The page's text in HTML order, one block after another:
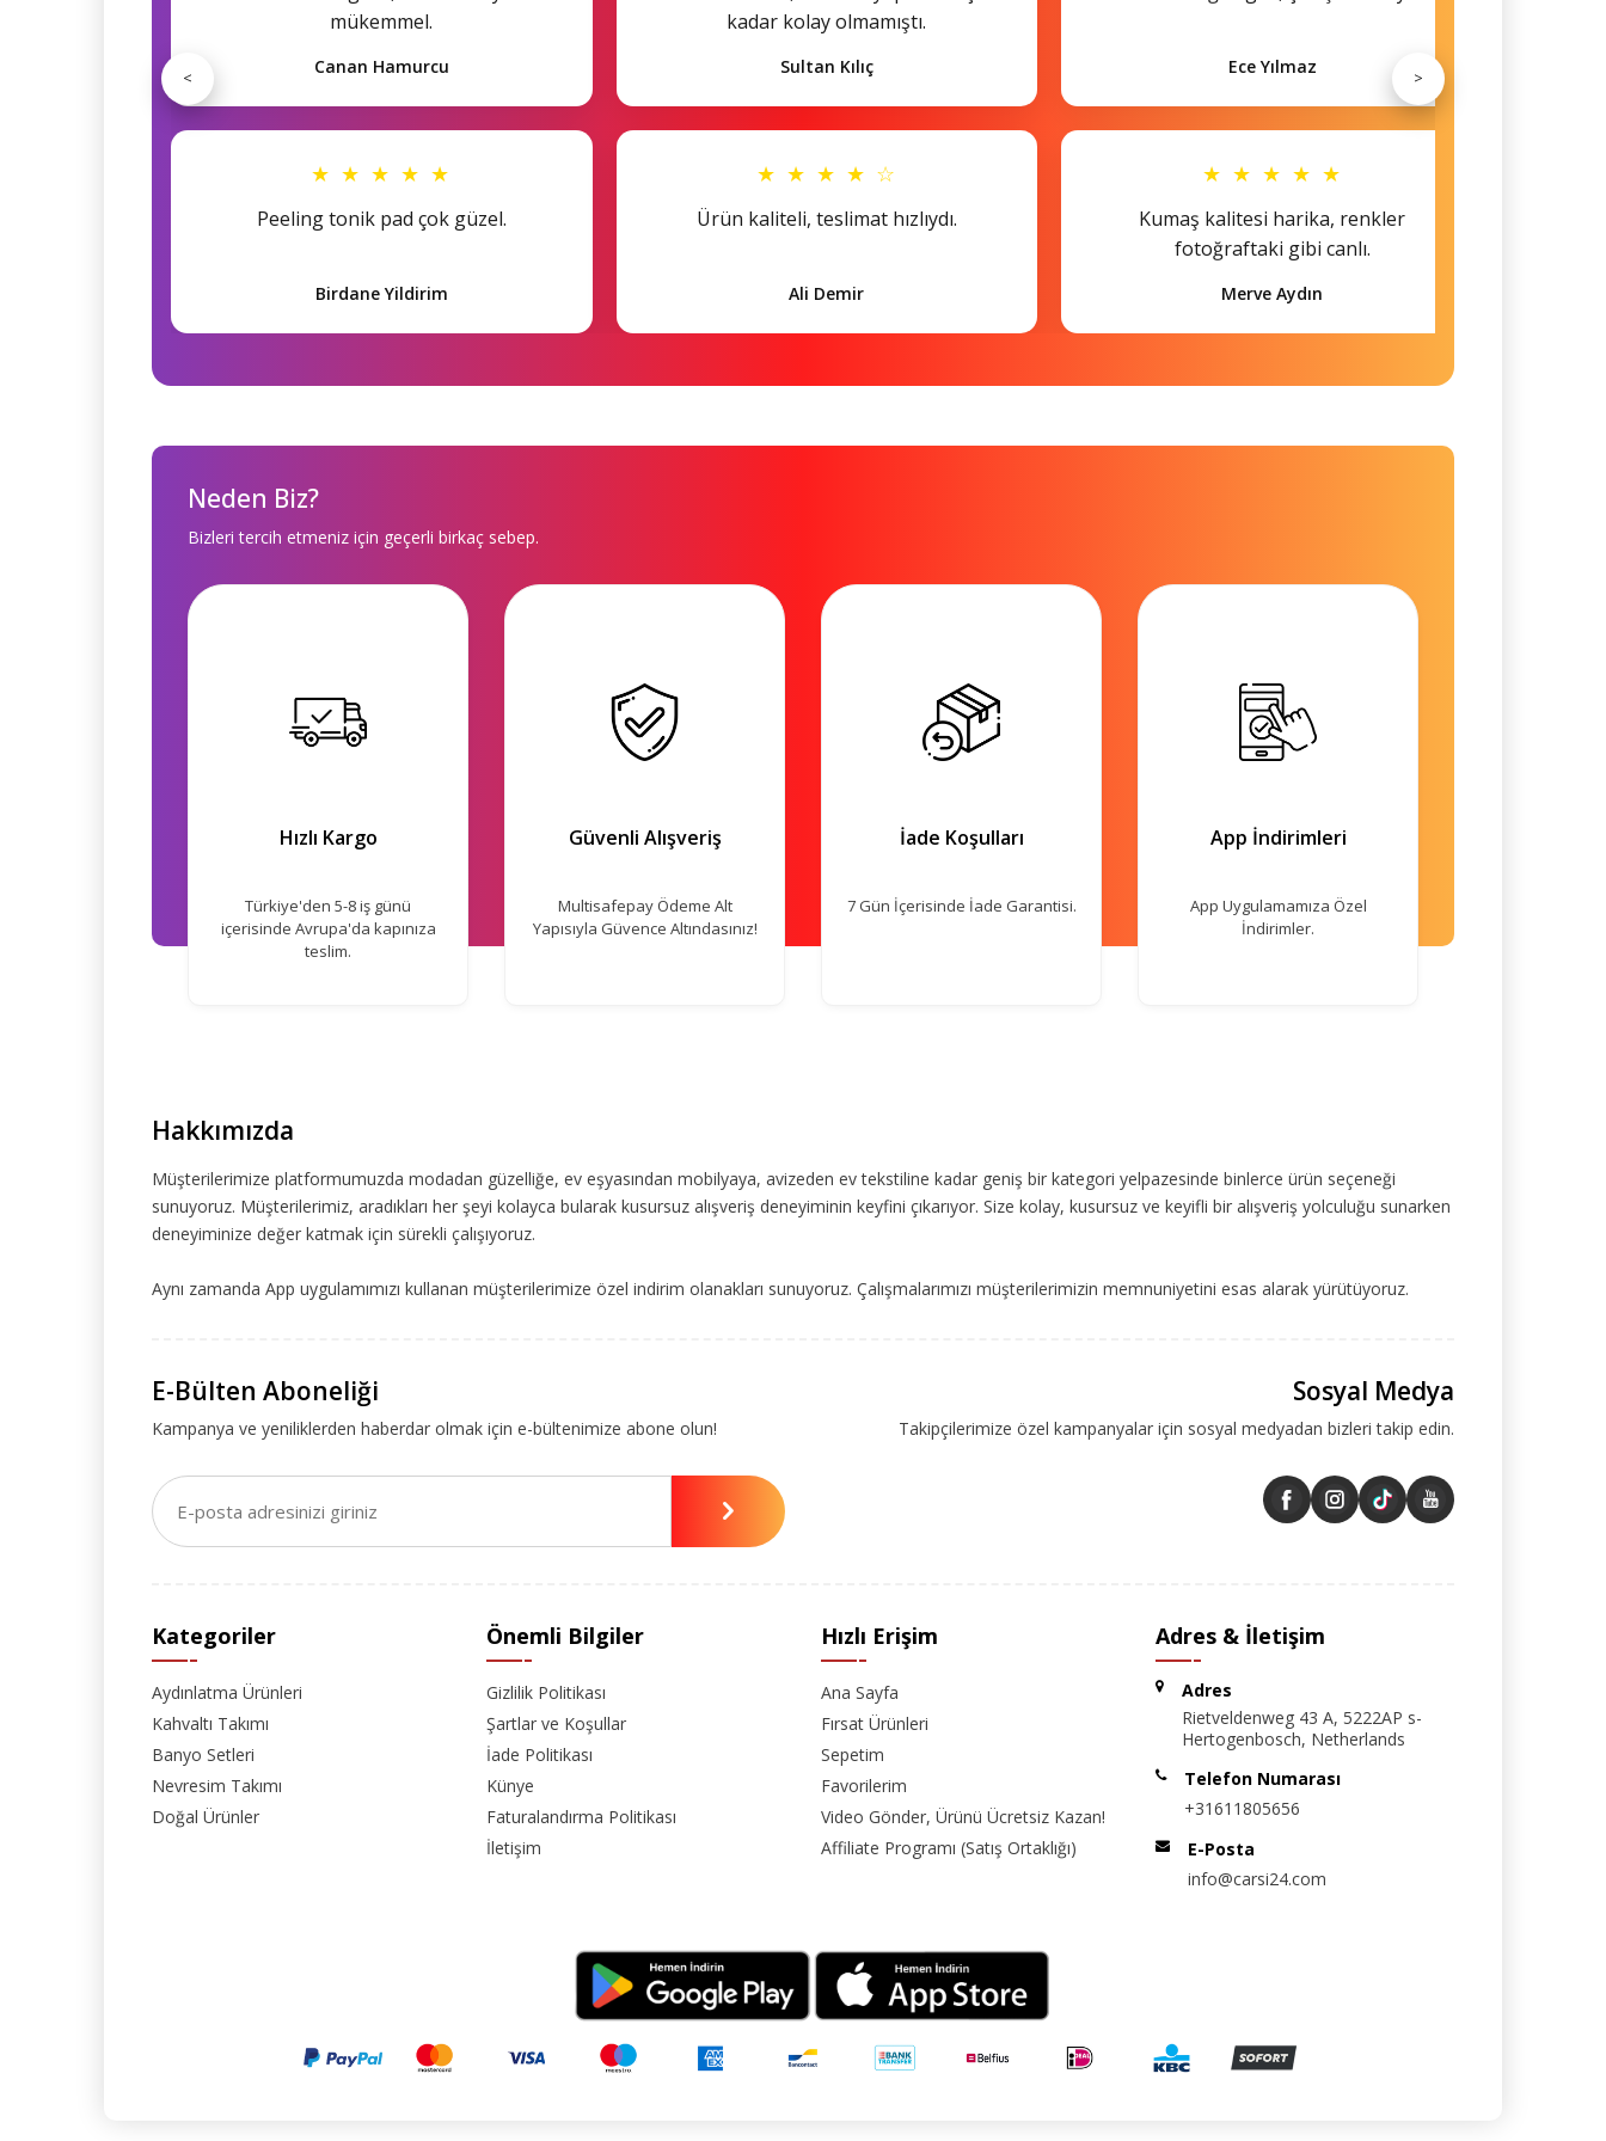
mükemmel.
Canan Hamurcu
★ ★ ★ ★ ★
Peeling tonik pad çok güzel.
Birdane Yildirim
kadar kolay olmamıştı.
Sultan Kılıç
★ ★ ★ ★ ☆
Ürün kaliteli, teslimat hızlıydı.
Ali Demir
Ece Yılmaz
★ ★ ★ ★ ★
Kumaş kalitesi harika, renkler
fotoğraftaki gibi canlı.
Merve Aydın
< >
Neden Biz?
Bizleri tercih etmeniz için geçerli birkaç sebep.
Hızlı Kargo
Türkiye'den 5-8 iş günü
içerisinde Avrupa'da kapınıza
teslim.
Güvenli Alışveriş
Multisafepay Ödeme Alt
Yapısıyla Güvence Altındasınız!
İade Koşulları
7 Gün İçerisinde İade Garantisi.
App İndirimleri
App Uygulamamıza Özel
İndirimler.
Hakkımızda
Müşterilerimize platformumuzda modadan güzelliğe, ev eşyasından mobilyaya, avizeden ev tekstiline kadar geniş bir kategori yelpazesinde binlerce ürün seçeneği
sunuyoruz. Müşterilerimiz, aradıkları her şeyi kolayca bularak kusursuz alışveriş deneyiminin keyfini çıkarıyor. Size kolay, kusursuz ve keyifli bir alışveriş yolculuğu sunarken
deneyiminize değer katmak için sürekli çalışıyoruz.
Aynı zamanda App uygulamımızı kullanan müşterilerimize özel indirim olanakları sunuyoruz. Çalışmalarımızı müşterilerimizin memnuniyetini esas alarak yürütüyoruz.
E-Bülten Aboneliği
Kampanya ve yeniliklerden haberdar olmak için e-bültenimize abone olun!
Sosyal Medya
Takipçilerimize özel kampanyalar için sosyal medyadan bizleri takip edin.
Kategoriler
Aydınlatma Ürünleri
Kahvaltı Takımı
Banyo Setleri
Nevresim Takımı
Doğal Ürünler
Önemli Bilgiler
Gizlilik Politikası
Şartlar ve Koşullar
İade Politikası
Künye
Faturalandırma Politikası
İletişim
Hızlı Erişim
Ana Sayfa
Fırsat Ürünleri
Sepetim
Favorilerim
Video Gönder, Ürünü Ücretsiz Kazan!
Affiliate Programı (Satış Ortaklığı)
Adres & İletişim
Adres
Rietveldenweg 43 A, 5222AP s-
Hertogenbosch, Netherlands
Telefon Numarası
+31611805656
E-Posta
info@carsi24.com